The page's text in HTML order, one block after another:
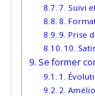
7. Suivi
8.
9. Prise
10.
Se former
1.
2.